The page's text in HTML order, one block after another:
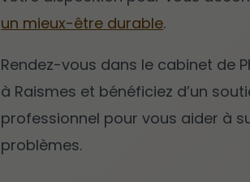
un mieux-être durable.
Rendez-vous dans le cabinet de
à Raismes et bénéficiez d’un
professionnel pour vous aider à
problèmes.